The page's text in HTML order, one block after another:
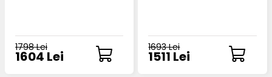
1798 Lei
1604 Lei
1693 Lei
1511 Lei